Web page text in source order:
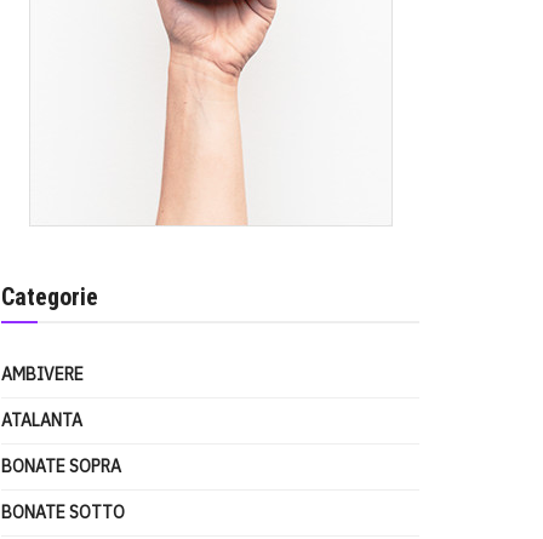
Categorie
AMBIVERE
ATALANTA
BONATE SOPRA
BONATE SOTTO